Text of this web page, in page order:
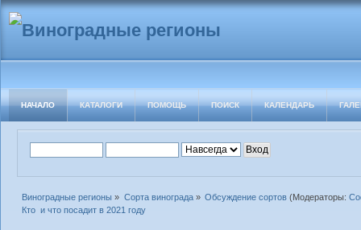
НАЧАЛО КАТАЛОГИ ПОМОЩЬ ПОИСК КАЛЕНДАРЬ
Виноградные регионы » Сорта винограда» Обсуждение сортов(Модераторы:
Кто  и что посадит в 2021 году